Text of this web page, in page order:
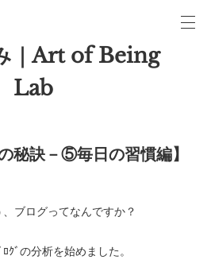
｜Art of Being
Lab
の秘訣－⑤毎日の習慣編】
ブログってなんですか？
ﾞの分析を始めました。